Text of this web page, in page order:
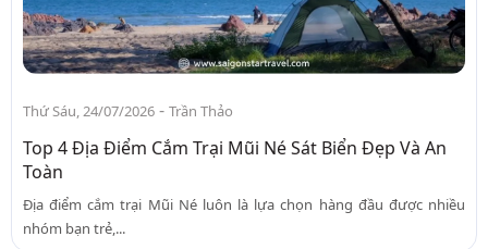
Thứ Sáu, 24/07/2026 - Trần Thảo
Top 4 Địa Điểm Cắm Trại Mũi Né Sát Biển Đẹp Và An
Toàn
Địa điểm cắm trại Mũi Né luôn là lựa chọn hàng đầu được nhiều
nhóm bạn trẻ,...